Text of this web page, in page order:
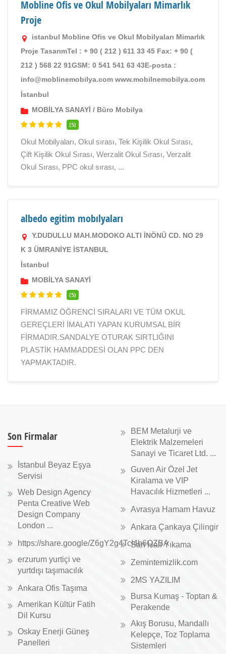
Mobline Ofis ve Okul Mobilyaları Mimarlık
Proje
istanbul Mobline Ofis ve Okul Mobilyaları Mimarlık
Proje TasarımTel : + 90 ( 212 ) 611 33 45 Fax: + 90 (
212 ) 568 22 91GSM: 0 541 541 63 43E-posta :
info@moblinemobilya.com www.mobilnemobilya.com
İstanbul
MOBİLYA SANAYİ / Büro Mobilya
(5)
Okul Mobilyaları, Okul sırası, Tek Kişilik Okul Sırası,
Çift Kişilik Okul Sırası, Werzalit Okul Sırası, Verzalit
Okul Sırası, PPC okul sırası, ...
albedo egitim mobılyaları
Y.DUDULLU MAH.MODOKO ALTI İNÖNÜ CD. NO 29
K 3 ÜMRANİYE İSTANBUL
İstanbul
MOBİLYA SANAYİ
(5)
FİRMAMIZ ÖĞRENCİ SIRALARI VE TÜM OKUL
GEREÇLERİ İMALATI YAPAN KURUMSAL BİR
FİRMADIR.SANDALYE OTURAK SIRTLIĞINI
PLASTİK HAMMADDESİ OLAN PPC DEN
YAPMAKTADIR.
Son Firmalar
İstanbul Beyaz Eşya
Servisi
Web Design Agency
Penta Creative Web
Design Company
London ...
https://share.google/Z6gY2g4TcI4h6QZBA
erzurum yurtiçi ve
yurtdışı taşımacılık
Ankara Ofis Taşıma
Amerikan Kültür Fatih
Dil Kursu
Oskay Enerji Güneş
Panelleri
BEM Metalurji ve
Elektrik Malzemeleri
Sanayi ve Ticaret Ltd. ...
Guven Air Özel Jet
Kiralama ve VIP
Havacılık Hizmetleri ...
Avrasya Hamam Havuz
Ankara Çankaya Çilingir
Sarı Halı Yıkama
Zemintemizlik.com
2MS YAZILIM
Bursa Kumaş - Toptan &
Perakende
Akış Borusu, Mandallı
Kelepçe, Toz Toplama
Sistemleri